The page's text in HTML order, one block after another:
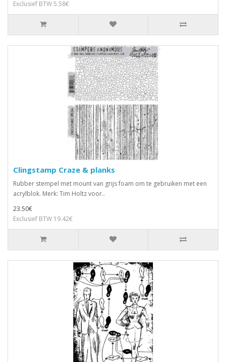
Exclusief BTW 5.58€
Clingstamp Craze & planks
Rubber stempel met mount van grijs foam om te gebruiken met een
acrylblok. Merk: Tim Holtz voor..
23.50€
Exclusief BTW 19.42€